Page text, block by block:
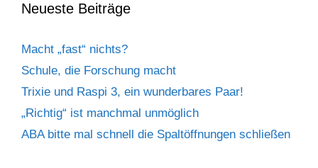
Neueste Beiträge
Macht „fast“ nichts?
Schule, die Forschung macht
Trixie und Raspi 3, ein wunderbares Paar!
„Richtig“ ist manchmal unmöglich
ABA bitte mal schnell die Spaltöffnungen schließen